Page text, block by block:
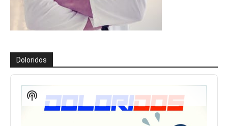
Doloridos
Reproductor
audioShow
Podcast